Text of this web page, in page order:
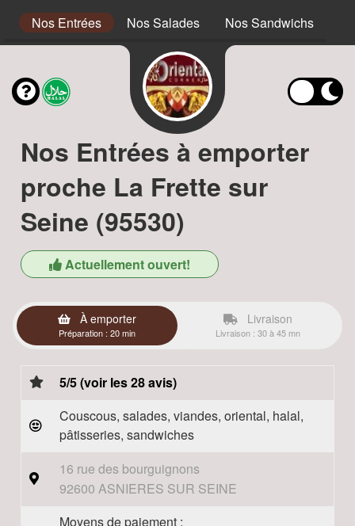
Nos Entrées Nos Salades Nos Sandwichs
Nos Entrées à emporter
proche La Frette sur
Seine (95530)
Actuellement ouvert!
À emporter
Préparation : 20 min
Livraison
Livraison : 30 à 45 mn
5/5 (voir les 28 avis)
Couscous, salades, viandes, oriental, halal,
pâtisseries, sandwiches
16 rue des bourguignons
92600 ASNIERES SUR SEINE
Moyens de paiement :